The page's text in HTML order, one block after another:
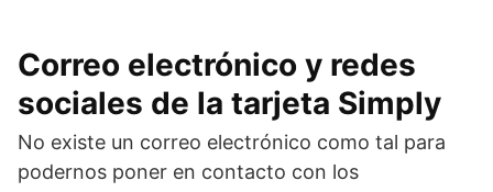
Correo electrónico y redes
sociales de la tarjeta Simply
No existe un correo electrónico como tal para
podernos poner en contacto con los